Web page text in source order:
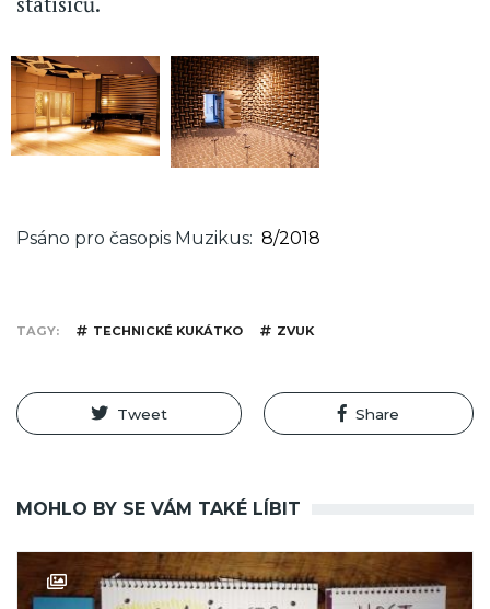
Psáno pro časopis Muzikus 8/2018
TAGY TECHNICKÉ KUKÁTKO ZVUK
Tweet Share
MOHLO BY SE VÁM TAKÉ LÍBIT